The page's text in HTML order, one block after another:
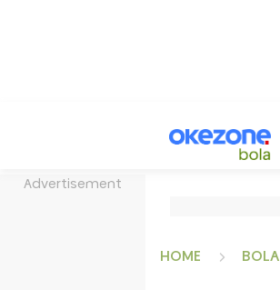
Advertisement
HOME BOLA